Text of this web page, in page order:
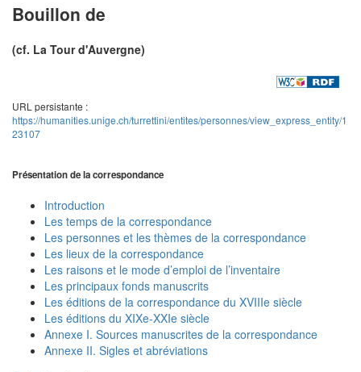
Bouillon de
(cf. La Tour d'Auvergne)
URL persistante :
https://humanities.unige.ch/turrettini/entites/personnes/view_express_entity/1
23107
Présentation de la correspondance
Introduction
Les temps de la correspondance
Les personnes et les thèmes de la correspondance
Les lieux de la correspondance
Les raisons et le mode d’emploi de l’inventaire
Les principaux fonds manuscrits
Les éditions de la correspondance du XVIIIe siècle
Les éditions du XIXe-XXIe siècle
Annexe I. Sources manuscrites de la correspondance
Annexe II. Sigles et abréviations